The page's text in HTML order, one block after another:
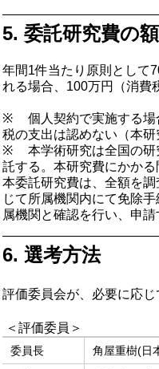
5. 委託研究費の額
年間1件当たり原則として
れる場合、100万円（消費
※
個人契約で実施する
税の支出は認めない（本
※
本学術研究は全国の
託する。本研究費にかか
本委託研究費は、全額を
じて所属機関内にて免除
属機関と確認を行い、申
6. 選考方法
評価委員会が、必要に応
＜評価委員＞
委員長 角屋重樹(日